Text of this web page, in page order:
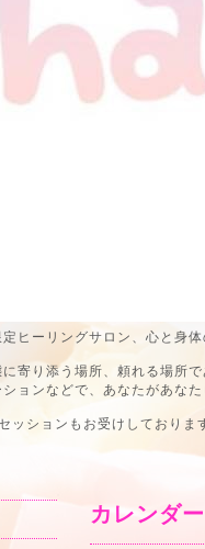
ヒーリングサロン、心と身
寄り添う場所、頼れる場所で
ョンなどで、あなたがあな
ションもお受けしておりま
カレンダー